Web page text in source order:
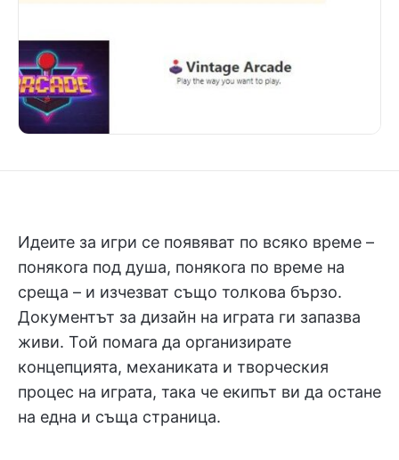
Идеите за игри се появяват по всяко време –
понякога под душа, понякога по време на
среща – и изчезват също толкова бързо.
Документът за дизайн на играта ги запазва
живи. Той помага да организирате
концепцията, механиката и творческия
процес на играта, така че екипът ви да остане
на една и съща страница.